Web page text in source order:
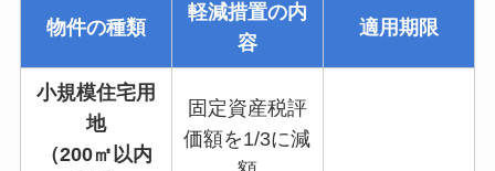
物件の種類
軽減措置の内
容
適用期限
小規模住宅用
地
（200㎡以内
固定資産税評
価額を1/3に減